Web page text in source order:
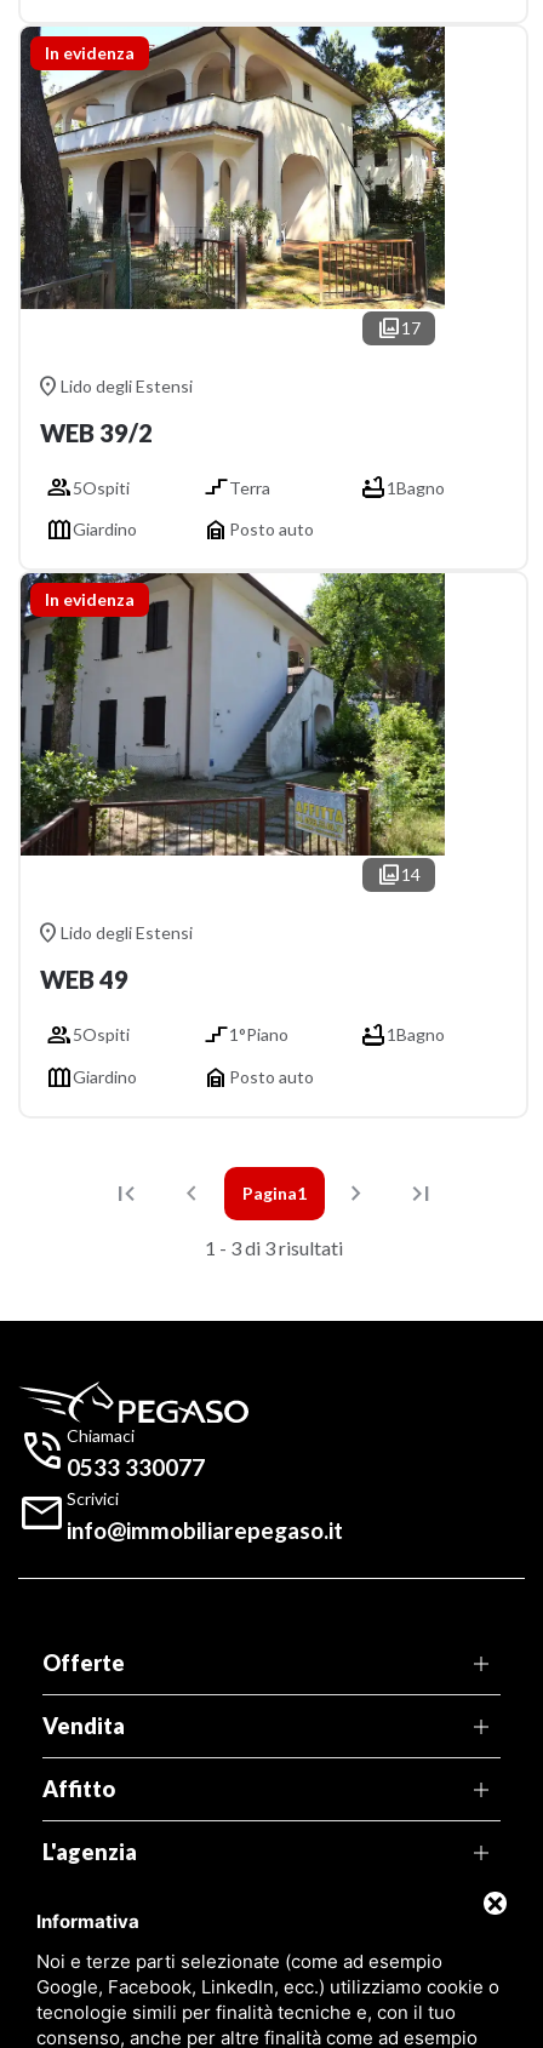
Informativa
Noi e terze parti selezionate (come ad esempio
Google, Facebook, LinkedIn, ecc.) utilizziamo cookie o
tecnologie simili per finalità tecniche e, con il tuo
consenso, anche per altre finalità come ad esempio
In evidenza
17
 Lido degli Estensi
WEB 39/2
5Ospiti Terra 1Bagno
Giardino  Posto auto
In evidenza
14
 Lido degli Estensi
WEB 49
5Ospiti 1°Piano 1Bagno
Giardino  Posto auto
Prima pagina
Pagina precedente
Pagina1
Prossima pagina
 Ultima pagina

1 - 3 di 3 risultati
 Chiamaci
0533 330077
 Scrivici
info@immobiliarepegaso.it
Offerte
Vendita
Affitto
L'agenzia
Territorio
Link utili